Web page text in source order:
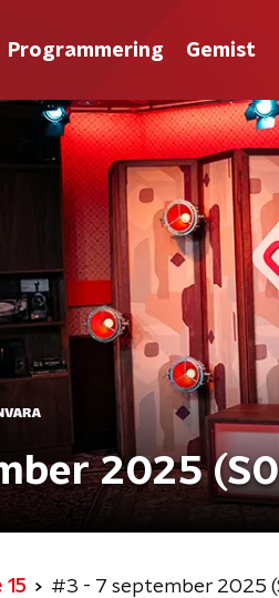
Programmering Gemist
2025
15 #3 - 7 september 2025